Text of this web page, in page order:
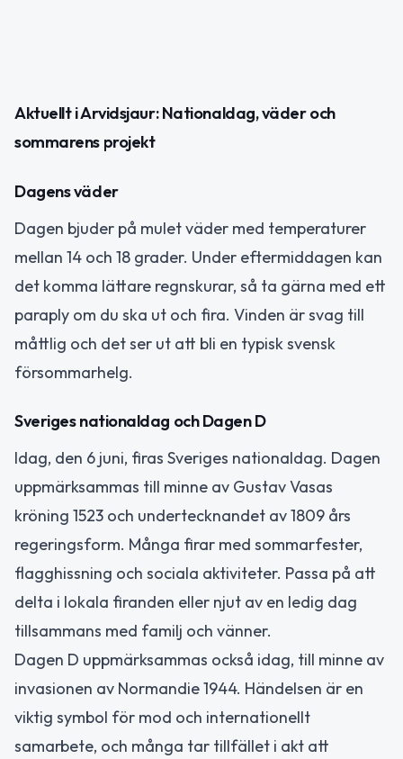
Aktuellt i Arvidsjaur: Nationaldag, väder och
sommarens projekt
Dagens väder
Dagen bjuder på mulet väder med temperaturer
mellan 14 och 18 grader. Under eftermiddagen kan
det komma lättare regnskurar, så ta gärna med ett
paraply om du ska ut och fira. Vinden är svag till
måttlig och det ser ut att bli en typisk svensk
försommarhelg.
Sveriges nationaldag och Dagen D
Idag, den 6 juni, firas Sveriges nationaldag. Dagen
uppmärksammas till minne av Gustav Vasas
kröning 1523 och undertecknandet av 1809 års
regeringsform. Många firar med sommarfester,
flagghissning och sociala aktiviteter. Passa på att
delta i lokala firanden eller njut av en ledig dag
tillsammans med familj och vänner.
Dagen D uppmärksammas också idag, till minne av
invasionen av Normandie 1944. Händelsen är en
viktig symbol för mod och internationellt
samarbete, och många tar tillfället i akt att